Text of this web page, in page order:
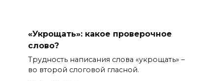
«Укрощать»: какое проверочное
слово?
Трудность написания слова «укрощать» –
во второй слоговой гласной.